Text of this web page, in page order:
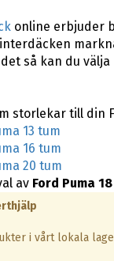
online erbjuder
så kan du
storlekar till din
13 tum
16 tum
20 tum
av Ford Puma
i vårt lokala